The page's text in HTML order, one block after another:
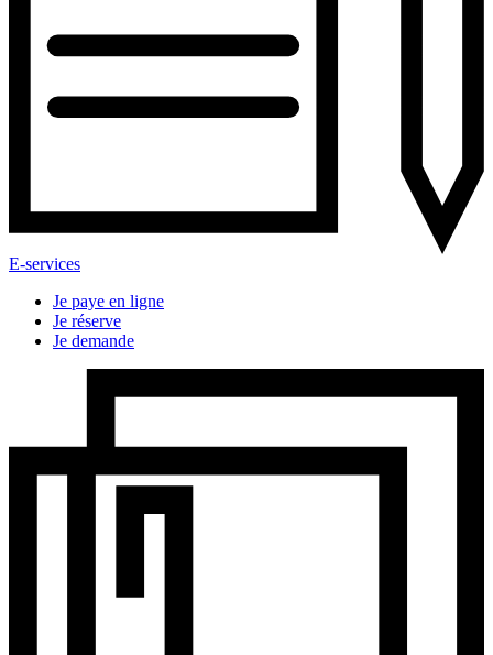
E-services
Je paye en ligne
Je réserve
Je demande